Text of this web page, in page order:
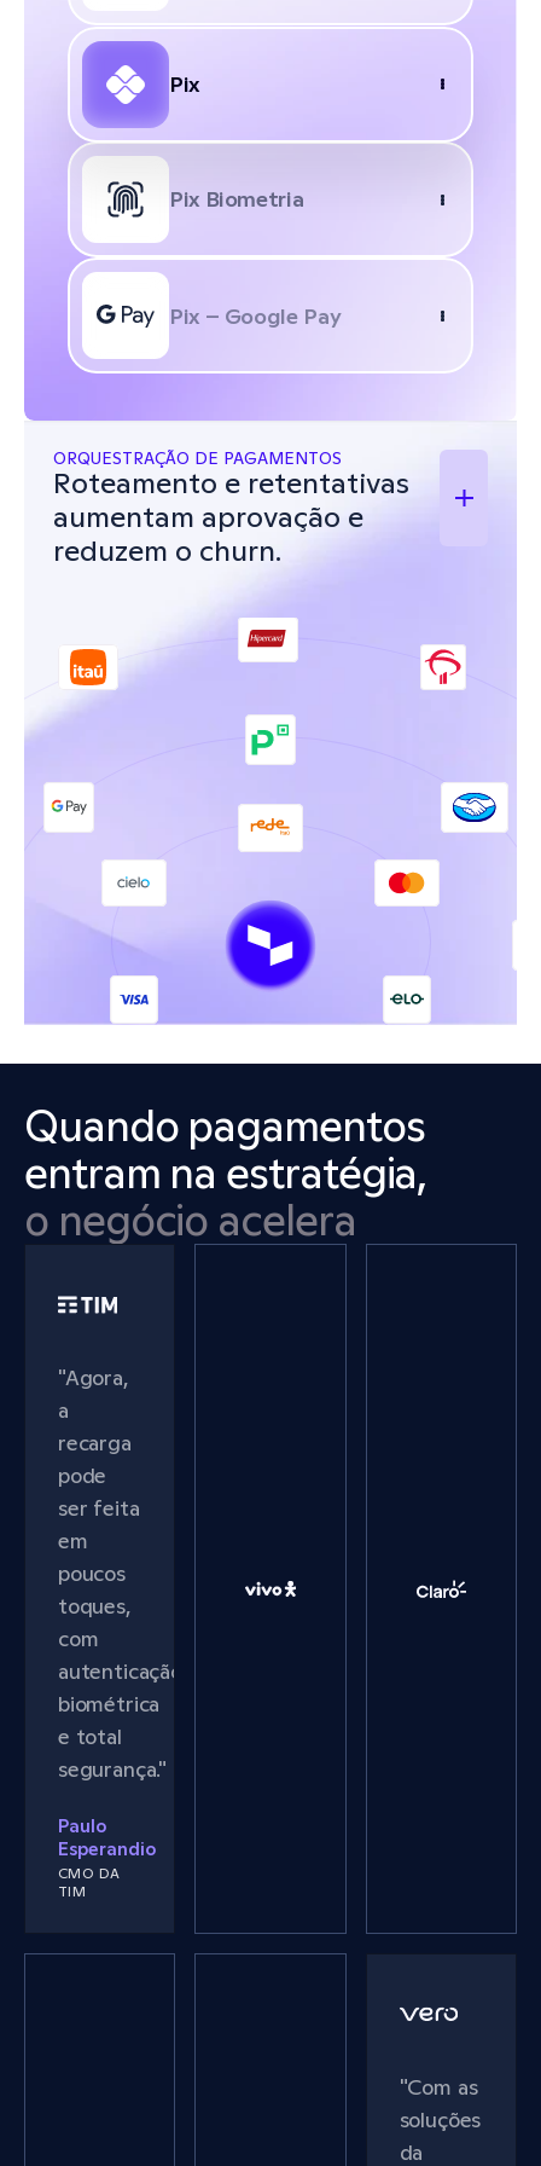
Pix
Pix Biometria
Pix – Google Pay
Pix
Pix Biometria
Pix – Google Pay
ORQUESTRAÇÃO DE PAGAMENTOS
Roteamento e retentativas
aumentam aprovação e
reduzem o churn.
Quando pagamentos
entram na estratégia,
o negócio acelera
"Agora,
a
recarga
pode
ser feita
em
poucos
toques,
com
autenticação
biométrica
e total
segurança."
Paulo
Esperandio
CMO DA
TIM
"Com as
soluções
da